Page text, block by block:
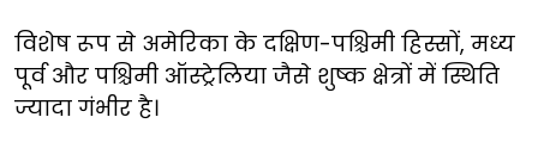
विशेष रूप से अमेरिका के दक्षिण-पश्चिमी हिस्सों, मध्य
पूर्व और पश्चिमी ऑस्ट्रेलिया जैसे शुष्क क्षेत्रों में स्थिति
ज्यादा गंभीर है।